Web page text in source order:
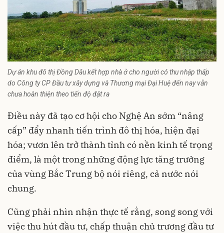
Dự án khu đô thị Đồng Dâu kết hợp nhà ở cho người có thu nhập thấp
do Công ty CP Đầu tư xây dựng và Thương mại Đại Huệ đến nay vẫn
chưa hoàn thiện theo tiến độ đặt ra
Điều này đã tạo cơ hội cho Nghệ An sớm “nâng
cấp” đẩy nhanh tiến trình đô thị hóa, hiện đại
hóa; vươn lên trở thành tỉnh có nền kinh tế trọng
điểm, là một trong những động lực tăng trưởng
của vùng Bắc Trung bộ nói riêng, cả nước nói
chung.
Cũng phải nhìn nhận thực tế rằng, song song với
việc thu hút đầu tư, chấp thuận chủ trương đầu tư